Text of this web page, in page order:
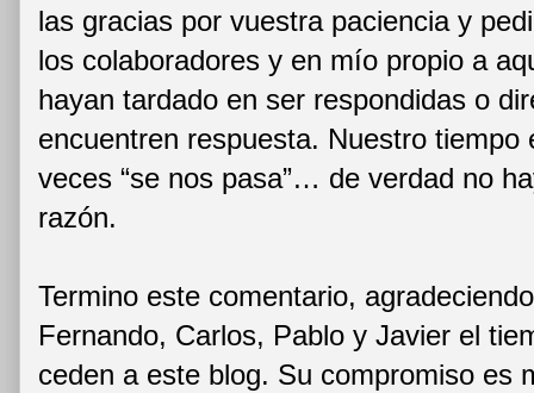
las gracias por vuestra paciencia y
los colaboradores y en mío propio a
hayan tardado en ser respondidas o
encuentren respuesta. Nuestro tiempo
veces “se nos pasa”… de verdad no
razón.
Termino este comentario,
Fernando, Carlos, Pablo y Javier el
ceden a este blog. Su compromiso es